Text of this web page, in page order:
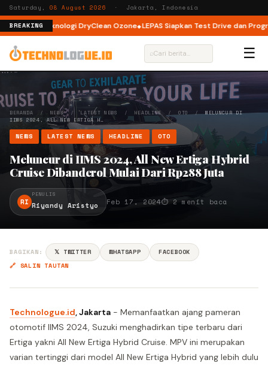
Saturday,08 August 2026 · Jakarta, Indonesia
BREAKINGTeknologi DryClean Ozone LEPAS Siapkan Test Drive dan
⌕ ☰
BERANDA / NEWS/LATEST NEWS / HEADLINE/OTO /MELUNCUR DI
IIMS 2024, ALL NEW ERTIGA H…
NEWS LATEST NEWS HEADLINE OTO
Meluncur di IIMS 2024, All New Ertiga Hybrid
Cruise Dibanderol Mulai Dari Rp288 Juta
RI
PENULIS
Riyandy Aristyo Feb 17, 2024⏱ 2 menit baca
BAGIKAN: 𝕏 TWITTER WHATSAPP
FACEBOOK
🔗 SALIN TAUTAN
Technologue.id, Jakarta - Memanfaatkan ajang pameran
otomotif IIMS 2024, Suzuki menghadirkan tipe terbaru dari
Ertiga yakni All New Ertiga Hybrid Cruise. MPV ini merupakan
varian tertinggi dari model All New Ertiga Hybrid yang lebih dulu